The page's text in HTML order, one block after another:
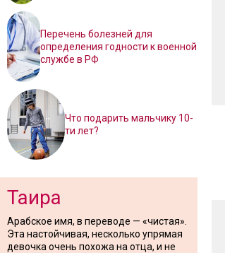
Перечень болезней для
определения годности к военной
службе в РФ
Что подарить мальчику 10-
ти лет?
Таира
Арабское имя, в переводе — «чистая».
Эта настойчивая, несколько упрямая
девочка очень похожа на отца, и не